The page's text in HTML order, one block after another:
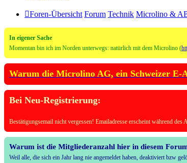
Foren-Übersicht Forum Technik Microlino &
In eigener Sache
Momentan bin ich im Norden unterwegs: natürlich mit dem Microlino (
Warum die Microlino AG, ein Schweizer
Bei Neu-Registrierung:
Bestätigungsemail nicht vergessen! Emailadresse erscheint während des
Warum ist die Mitgliederanzahl hier in diesem
Weil alle, die sich ein Jahr lang nie angemeldet haben, deaktiviert bzw